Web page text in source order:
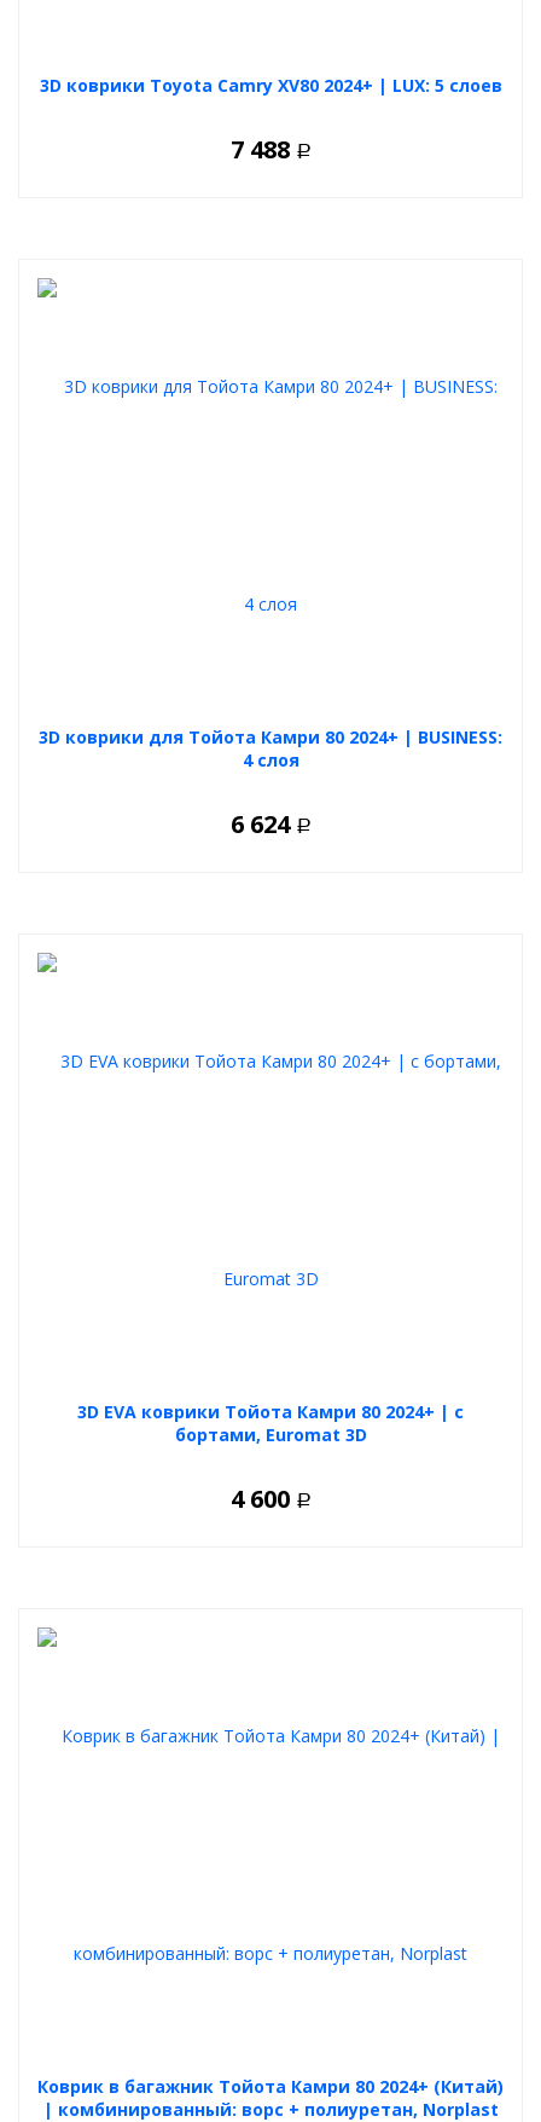
3D коврики Toyota Camry XV80 2024+ | LUX: 5 слоев
7 488 Р
3D коврики для Тойота Камри 80 2024+ | BUSINESS:
4 слоя
6 624 Р
3D EVA коврики Тойота Камри 80 2024+ | с
бортами, Euromat 3D
4 600 Р
Коврик в багажник Тойота Камри 80 2024+ (Китай)
| комбинированный: ворс + полиуретан, Norplast